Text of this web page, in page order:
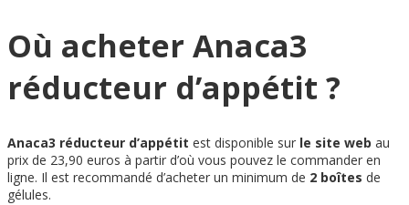
Où acheter Anaca3
réducteur d’appétit ?
Anaca3 réducteur d’appétit est disponible sur le site web au
prix de 23,90 euros à partir d’où vous pouvez le commander en
ligne. Il est recommandé d’acheter un minimum de 2 boîtes de
gélules.